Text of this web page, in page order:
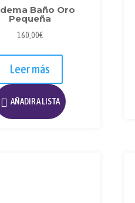
Baño Oro
Pequeña
160,00€
Leer más
AÑADIR A LISTA